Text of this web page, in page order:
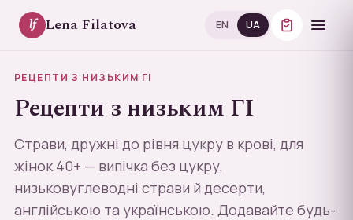
lf Lena Filatova EN UA
РЕЦЕПТИ З НИЗЬКИМ ГІ
Рецепти з низьким ГІ
Страви, дружні до рівня цукру в крові, для
жінок 40+ — випічка без цукру,
низьковуглеводні страви й десерти,
англійською та українською. Додавайте будь-